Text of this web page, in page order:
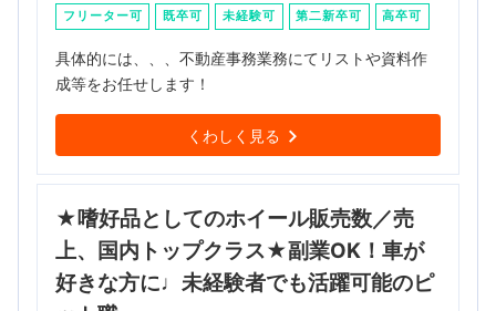
フリーター可 既卒可 未経験可 第二新卒可 高卒可
具体的には、、、不動産事務業務にてリストや資料作
成等をお任せします！
くわしく見る
★嗜好品としてのホイール販売数／売
上、国内トップクラス★副業OK！車が
好きな方に♩未経験者でも活躍可能のピ